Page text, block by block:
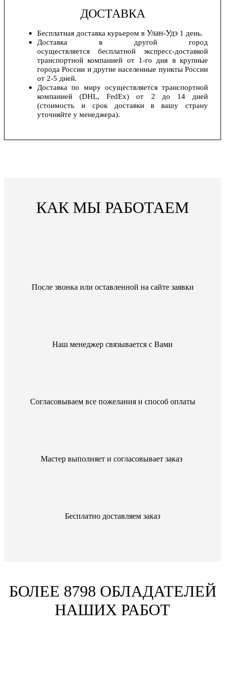
ДОСТАВКА
Бесплатная доставка курьером в Улан-Удэ 1 день.
Доставка в другой город
осуществляется бесплатной экспресс-доставкой
транспортной компанией от 1-го дня в крупные
города России и другие населенные пункты России
от 2-5 дней.
Доставка по миру осуществляется транспортной
компанией (DHL, FedEx) от 2 до 14 дней
(стоимость и срок доставки в вашу страну
уточняйте у менеджера).
КАК МЫ РАБОТАЕМ
После звонка или оставленной на сайте заявки
Наш менеджер связывается с Вами
Согласовываем все пожелания и способ оплаты
Мастер выполняет и согласовывает заказ
Бесплатно доставляем заказ
БОЛЕЕ 8798 ОБЛАДАТЕЛЕЙ
НАШИХ РАБОТ